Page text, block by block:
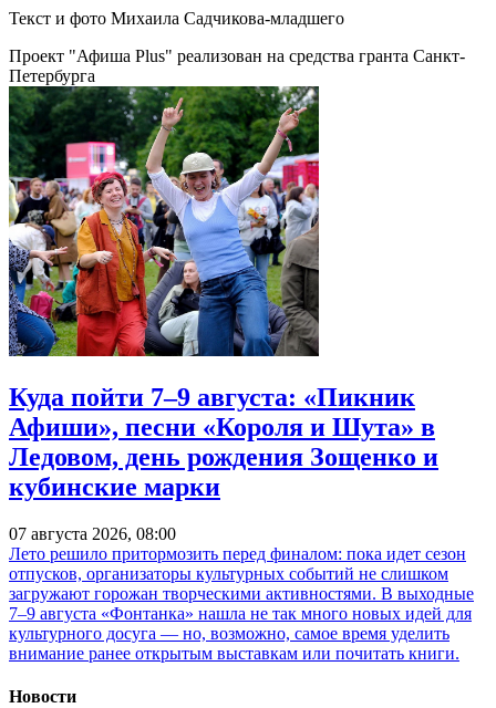
Текст и фото Михаила Садчикова-младшего
Проект "Афиша Plus" реализован на средства гранта Санкт-
Петербурга
Куда пойти 7–9 августа: «Пикник
Афиши», песни «Короля и Шута» в
Ледовом, день рождения Зощенко и
кубинские марки
07 августа 2026, 08:00
Лето решило притормозить перед финалом: пока идет сезон
отпусков, организаторы культурных событий не слишком
загружают горожан творческими активностями. В выходные
7–9 августа «Фонтанка» нашла не так много новых идей для
культурного досуга — но, возможно, самое время уделить
внимание ранее открытым выставкам или почитать книги.
Новости